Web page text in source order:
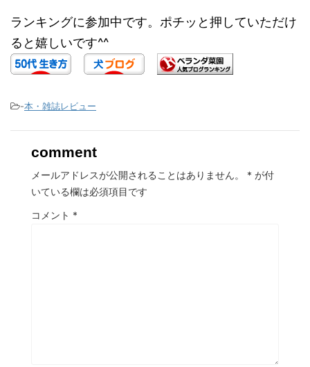
ランキングに参加中です。ポチッと押していただけ
ると嬉しいです^^
-本・雑誌レビュー
comment
メールアドレスが公開されることはありません。 * が付
いている欄は必須項目です
コメント *